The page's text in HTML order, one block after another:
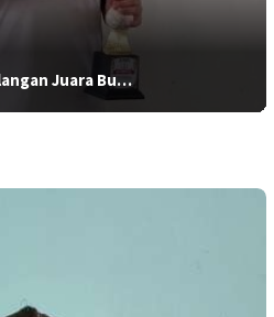
Juara Bu…